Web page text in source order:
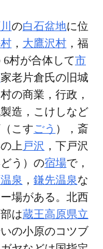
の白石盆地に位
， 大鷹沢村 ，福
6村が合体して市
家老片倉氏の旧城
の商業，行政，
造，こけしなど
こすごう ），斎
上 戸沢 ，下戸沢
う）の宿場で，
泉 ， 鎌先温泉な
場がある。北西
は蔵王高原県立
の小原のコツブ